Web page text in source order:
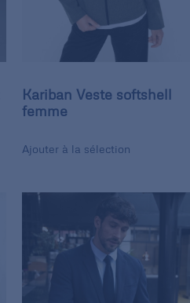
Kariban Veste softshell
femme
Ajouter à la sélection